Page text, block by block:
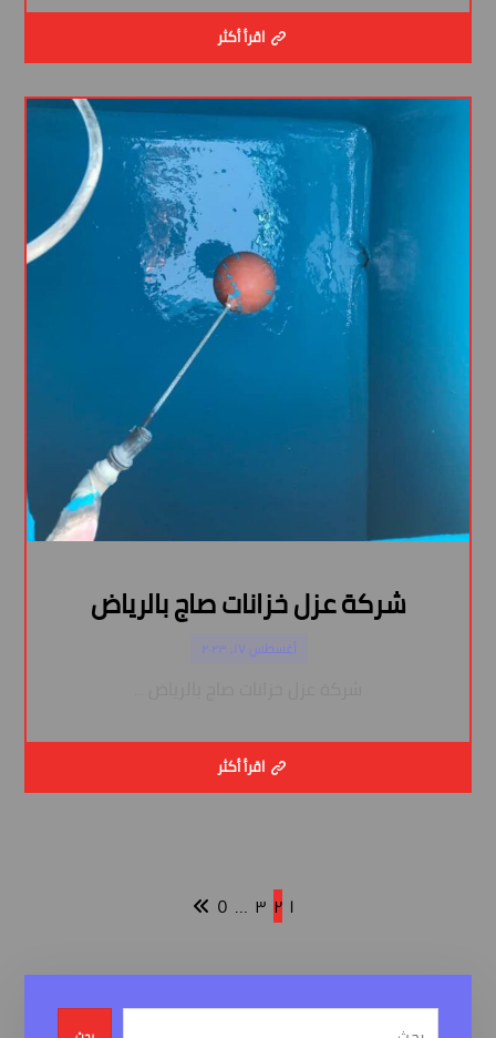
اقرأ أكثر
شركة عزل خزانات صاج بالرياض
أغسطس ١٧, ٢٠٢٣
اقرأ أكثر
١ ٢ ٣ … ٥